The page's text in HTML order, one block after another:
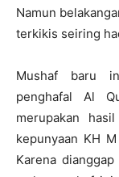
Namun
terkikis seiring
Mushaf baru
penghafal Al
merupakan
kepunyaan KH
Karena